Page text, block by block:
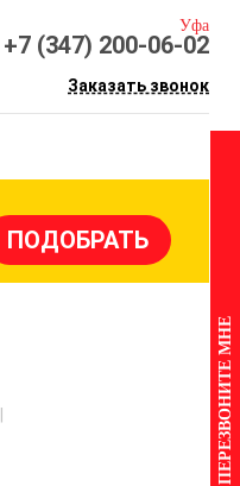
Уфа
+7 (347) 200-06-02
Заказать звонок
ПЕРЕЗВОНИТЕ МНЕ